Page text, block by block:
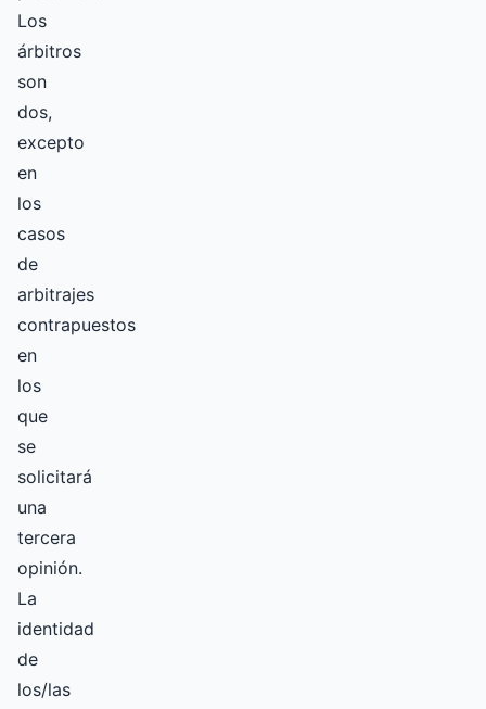
Los
árbitros
son
dos,
excepto
en
los
casos
de
arbitrajes
contrapuestos
en
los
que
se
solicitará
una
tercera
opinión.
La
identidad
de
los/las